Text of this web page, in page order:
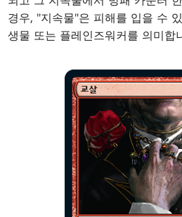
경우, "지속물"은 피해를 입을 수
생물 또는 플레인즈워커를 의미합